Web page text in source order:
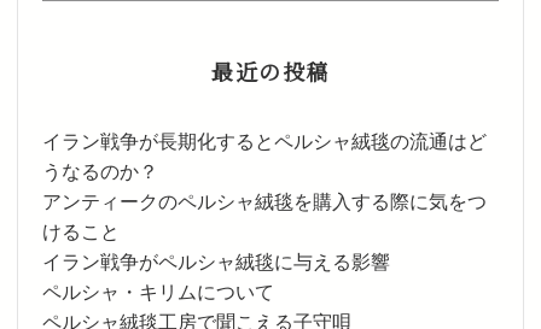
最近の投稿
イラン戦争が長期化するとペルシャ絨毯の流通はど
うなるのか？
アンティークのペルシャ絨毯を購入する際に気をつ
けること
イラン戦争がペルシャ絨毯に与える影響
ペルシャ・キリムについて
ペルシャ絨毯工房で聞こえる子守唄